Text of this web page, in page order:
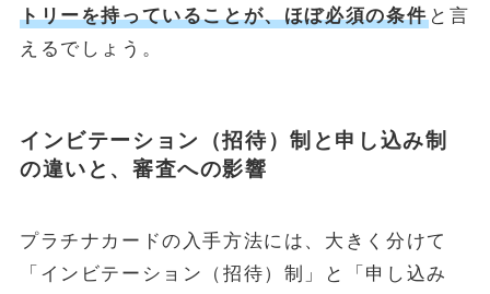
トリーを持っていることが、ほぼ必須の条件 と言
えるでしょう。
インビテーション（招待）制と申し込み制
の違いと、審査への影響
プラチナカードの入手方法には、大きく分けて
「インビテーション（招待）制」と「申し込み